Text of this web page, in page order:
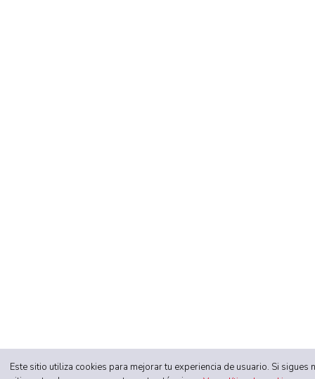
Este sitio utiliza cookies para mejorar tu experiencia de usuario. Si sigues